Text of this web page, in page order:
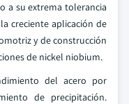
a su extrema tolerancia
creciente aplicación de
y de construcción
de nickel niobium.
del acero por
de precipitación.